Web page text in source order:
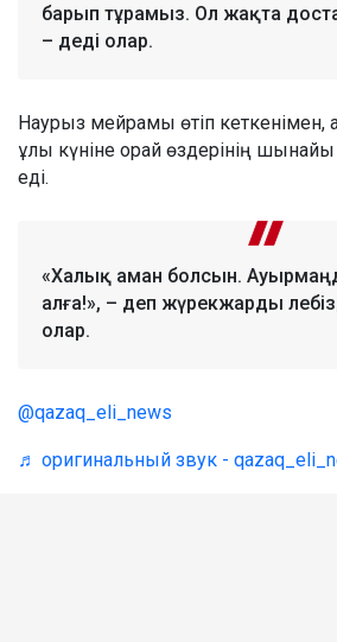
барып тұрамыз. Ол жақта
– деді олар.
Наурыз мейрамы өтіп кеткенімен,
ұлы күніне орай өздерінің шынайы
еді.
«Халық аман болсын.
алға!», – деп жүрекжарды
олар.
@qazaq_eli_news
♬ оригинальный звук -